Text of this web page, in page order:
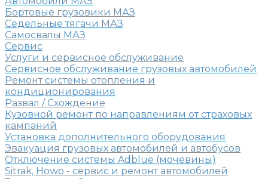
Бортовые грузовики МАЗ
Седельные тягачи МАЗ
Самосвалы МАЗ
Сервис
Услуги и сервисное обслуживание
Сервисное обслуживание грузовых автомобилей
Ремонт системы отопления и
кондиционирования
Развал / Схождение
Кузовной ремонт по направлениям от страховых
кампаний
Установка дополнительного оборудования
Эвакуация грузовых автомобилей и автобусов
Отключение системы Adblue (мочевины)
Sitrak, Howo - сервис и ремонт автомобилей